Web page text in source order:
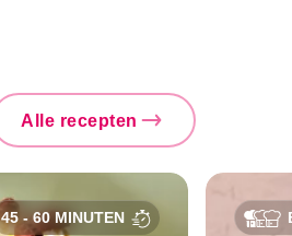
Alle recepten
45 - 60 MINUTEN